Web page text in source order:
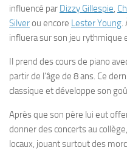
influencé par Dizzy Gillespie,
Silverou encore Lester Young.
influera sur son jeu rythmique
Il prend des cours de piano
partir de l’âge de 8 ans. Ce
classique et développe son
Après que son père lui eut
donner des concerts au
locaux, jouant surtout des